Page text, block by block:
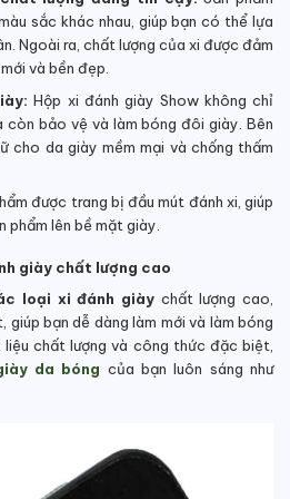
sắc khác nhau, giúp bạn có thể lựa
Ngoài ra, chất lượng của xi được đảm
và bền đẹp.
Hộp xi đánh giày Show không chỉ
còn bảo vệ và làm bóng đôi giày. Bên
cho da giày mềm mại và chống thấm
được trang bị đầu mút đánh xi, giúp
phẩm lên bề mặt giày.
giày chất lượng cao
loại xi đánh giày chất lượng cao,
bạn dễ dàng làm mới và làm bóng
chất lượng và công thức đặc biệt,
da bóng của bạn luôn sáng như